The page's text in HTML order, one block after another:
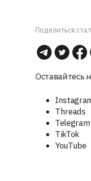
Поделиться
Оставайтесь
Threads
Telegram
TikTok
YouTube